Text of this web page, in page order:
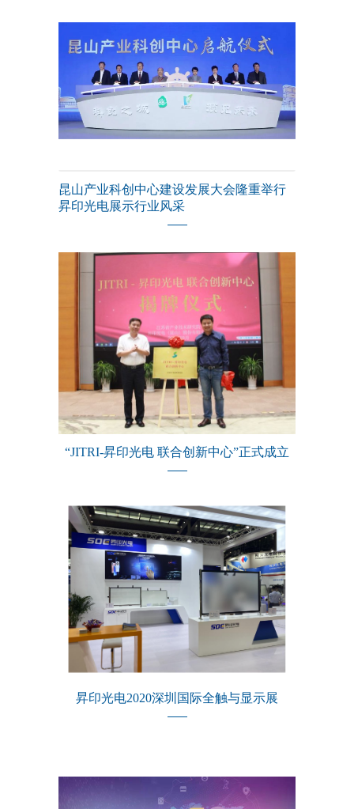
昆山产业科创中心建设发展大会隆重举行
昇印光电展示行业风采
“JITRI-昇印光电 联合创新中心”正式成立
昇印光电2020深圳国际全触与显示展